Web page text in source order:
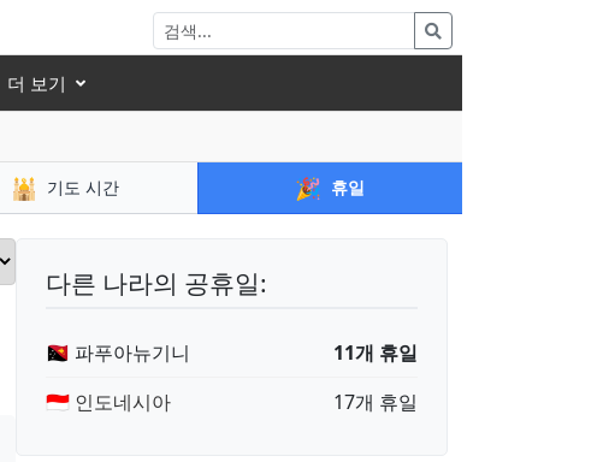
더 보기
🕌 기도 시간 🎉 휴일
다른 나라의 공휴일:
🇵🇬 파푸아뉴기니
11개 휴일
🇮🇩 인도네시아
17개 휴일